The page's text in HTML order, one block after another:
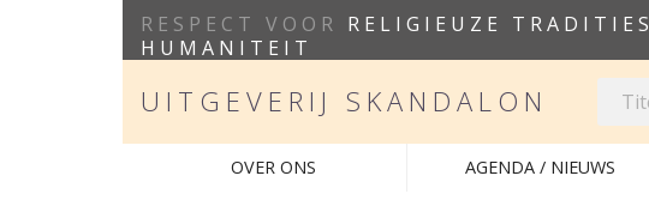
RESPECT VOOR RELIGIEUZE TRADITIES
HUMANITEIT
UITGEVERIJ SKANDALON
OVER ONS AGENDA / NIEUWS